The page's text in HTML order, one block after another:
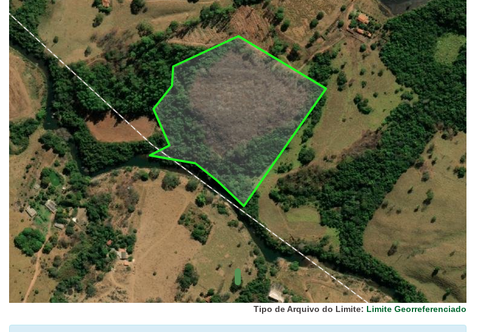
Municípios
Terras
indígenas
(FUNAI)
UC Federal
UC Estaduais
UC
Municipais
Hidrografia
1:1.000.000
(ANA)
Biomas
(IBGE)
Vegetação
(IBGE)
Rodovias
(IBGE)
Relevo
(IBGE)
Tipo de Arquivo do Limite: Limite Georreferenciado